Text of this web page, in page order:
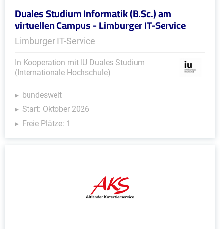
Duales Studium Informatik (B.Sc.) am
virtuellen Campus - Limburger IT-Service
Limburger IT-Service
In Kooperation mit IU Duales Studium
(Internationale Hochschule)
bundesweit
Start: Oktober 2026
Freie Plätze: 1